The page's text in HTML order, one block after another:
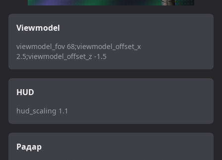
Viewmodel
viewmodel_fov 68;viewmodel_offset_x
2.5;viewmodel_offset_z -1.5
HUD
hud_scaling 1.1
Радар